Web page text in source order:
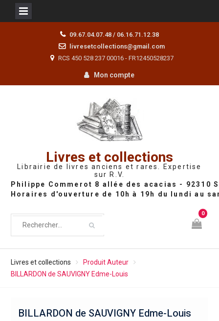
09.67.04.07.48 / 06.16.71.12.38
livresetcollections@gmail.com
RCS 450 528 237 00016 - FR12450528237
Mon compte
Livres et collections
Librairie de livres anciens et rares. Expertise
sur R.V.
0
Livres et collections
Produit Auteur
BILLARDON de SAUVIGNY Edme-Louis
BILLARDON de SAUVIGNY Edme-Louis